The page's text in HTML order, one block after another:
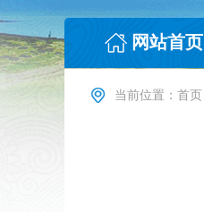
网站首页
当前位置： 首页